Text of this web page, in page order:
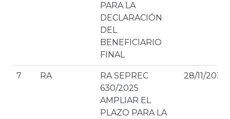
PARA LA
DECLARACIÓN
DEL
BENEFICIARIO
FINAL
7 RA
RA SEPREC
630/2025
AMPLIAR EL
PLAZO PARA LA
28/11/2025